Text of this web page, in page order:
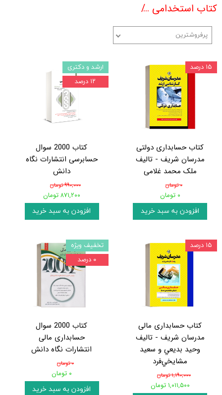
کتاب استخدامی
پرفروشترین
کتاب حسابداری دولتی
مدرسان شریف - تالیف
ملک محمد غلامی
۰ تومان
۰ تومان
افزودن به سبد خرید
۱۵ درصد
کتاب 2000 سوال
حسابرسی انتشارات نگاه
دانش
۹۹۰,۰۰۰ تومان
۸۷۱,۲۰۰ تومان
افزودن به سبد خرید
ارشد و دکتری
۱۲ درصد
کتاب حسابداری مالی
مدرسان شریف - تالیف
وحيد بديعي و سعيد
مشايخي‌فرد
۱,۱۹۰,۰۰۰ تومان
۱,۰۱۱,۵۰۰ تومان
۱۵ درصد
کتاب 2000 سوال
حسابداری مالی
انتشارات نگاه دانش
۰ تومان
۰ تومان
افزودن به سبد خرید
تخفیف ویژه
۰ درصد